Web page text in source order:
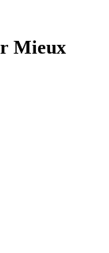
Mieux